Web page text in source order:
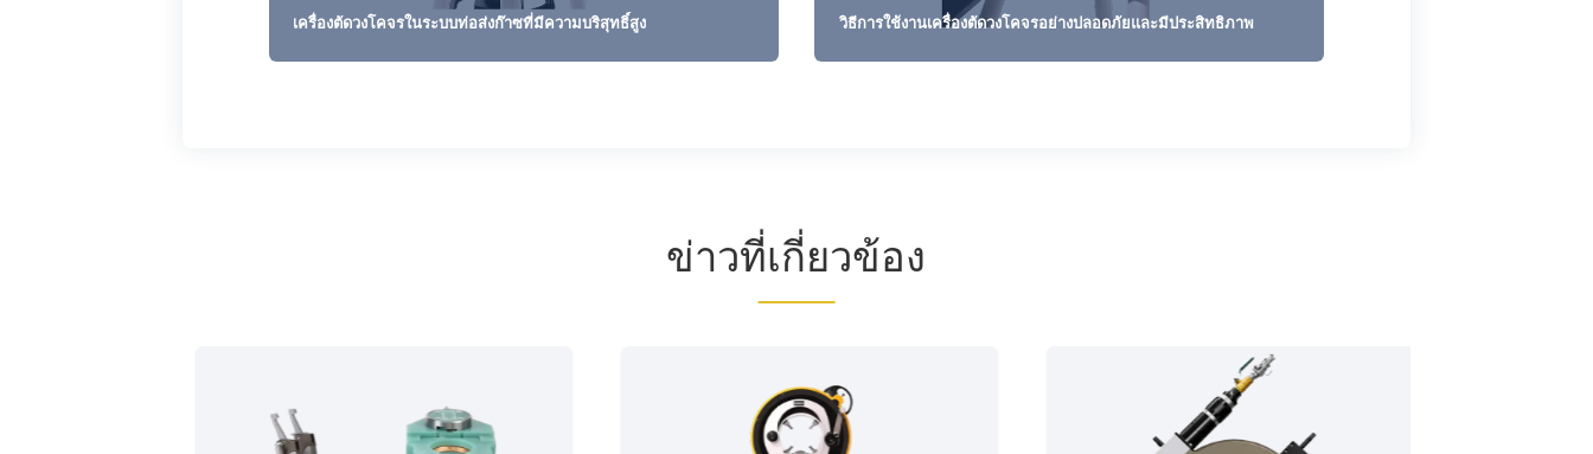
เครื่องตัดวงโคจรในระบบท่อส่งก๊าซที่มีความบริสุทธิ์สูง วิธีการใช้งานเครื่องตัดวงโคจรอย่างปลอดภัยและมีประสิทธิภาพ
ข่าวที่เกี่ยวข้อง